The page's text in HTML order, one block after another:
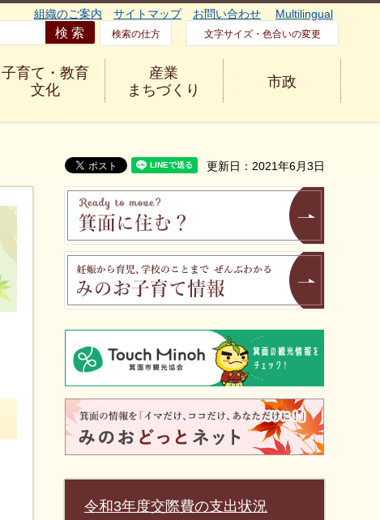
組織のご案内 サイトマップ お問い合わせ Multilingual
検索の仕方 文字サイズ・色合いの変更
子育て・教育
文化
産業
まちづくり
市政
更新日：2021年6月3日
令和3年度交際費の支出状況